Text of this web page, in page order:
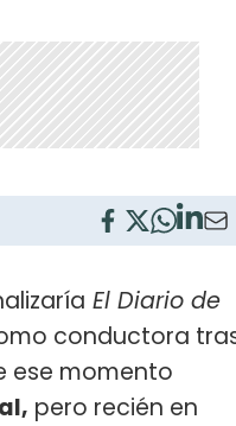
El Diario de
conductora
ese momento
pero recién en